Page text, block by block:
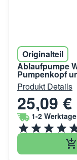
Originalteil
Ablaufpumpe
Pumpenkopf
Produkt Details
25,09 €
1-2 Werktage